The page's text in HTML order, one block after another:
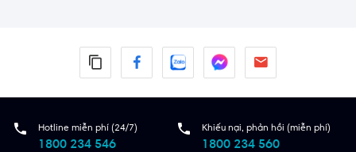
Hotline miễn phí (24/7)
1800 234 546
Khiếu nại, phản hồi (miễn phí)
1800 234 560